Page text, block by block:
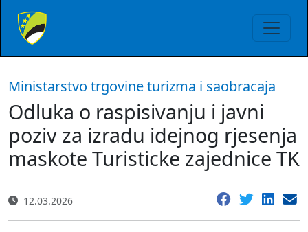
Ministarstvo trgovine turizma i saobracaja
Odluka o raspisivanju i javni
poziv za izradu idejnog rjesenja
maskote Turisticke zajednice TK
12.03.2026